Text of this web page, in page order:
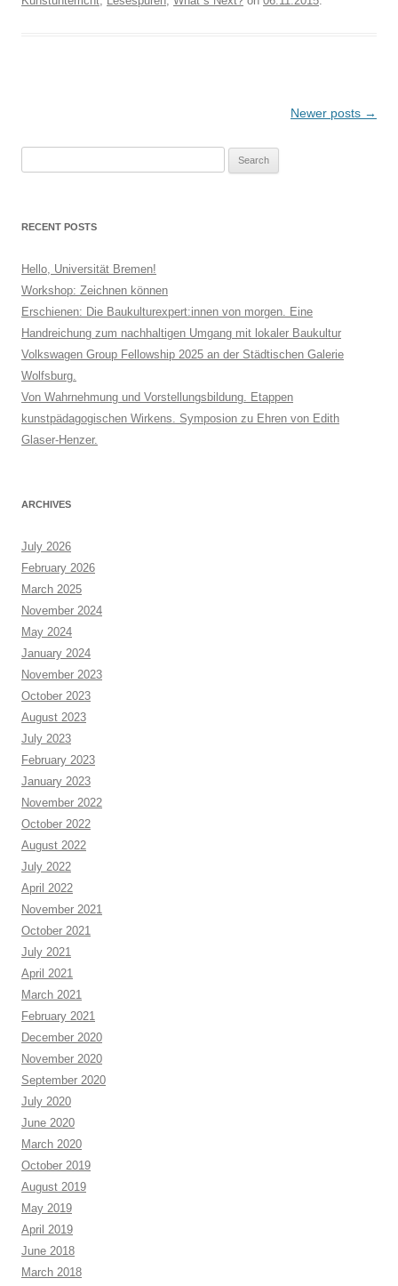
Newer posts →
RECENT POSTS
Hello, Universität Bremen!
Workshop: Zeichnen können
Erschienen: Die Baukulturexpert:innen von morgen. Eine
Handreichung zum nachhaltigen Umgang mit lokaler Baukultur
Volkswagen Group Fellowship 2025 an der Städtischen Galerie
Wolfsburg.
Von Wahrnehmung und Vorstellungsbildung. Etappen
kunstpädagogischen Wirkens. Symposion zu Ehren von Edith
Glaser-Henzer.
ARCHIVES
July 2026
February 2026
March 2025
November 2024
May 2024
January 2024
November 2023
October 2023
August 2023
July 2023
February 2023
January 2023
November 2022
October 2022
August 2022
July 2022
April 2022
November 2021
October 2021
July 2021
April 2021
March 2021
February 2021
December 2020
November 2020
September 2020
July 2020
June 2020
March 2020
October 2019
August 2019
May 2019
April 2019
June 2018
March 2018